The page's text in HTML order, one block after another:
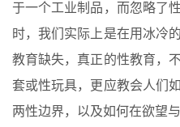
于一个工业制品，而忽略了
时，我们实际上是在用冰冷
教育缺失，真正的性教育，
套或性玩具，更应教会人们
两性边界，以及如何在欲望